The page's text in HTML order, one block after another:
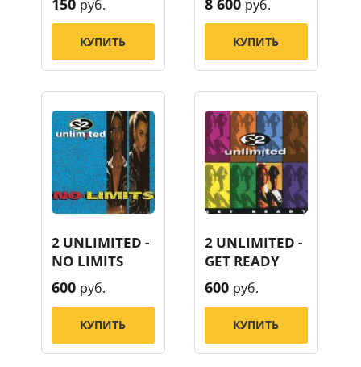
руб.
КУПИТЬ
руб.
КУПИТЬ
2 UNLIMITED -
NO LIMITS
600 руб.
КУПИТЬ
2 UNLIMITED -
GET READY
600 руб.
КУПИТЬ